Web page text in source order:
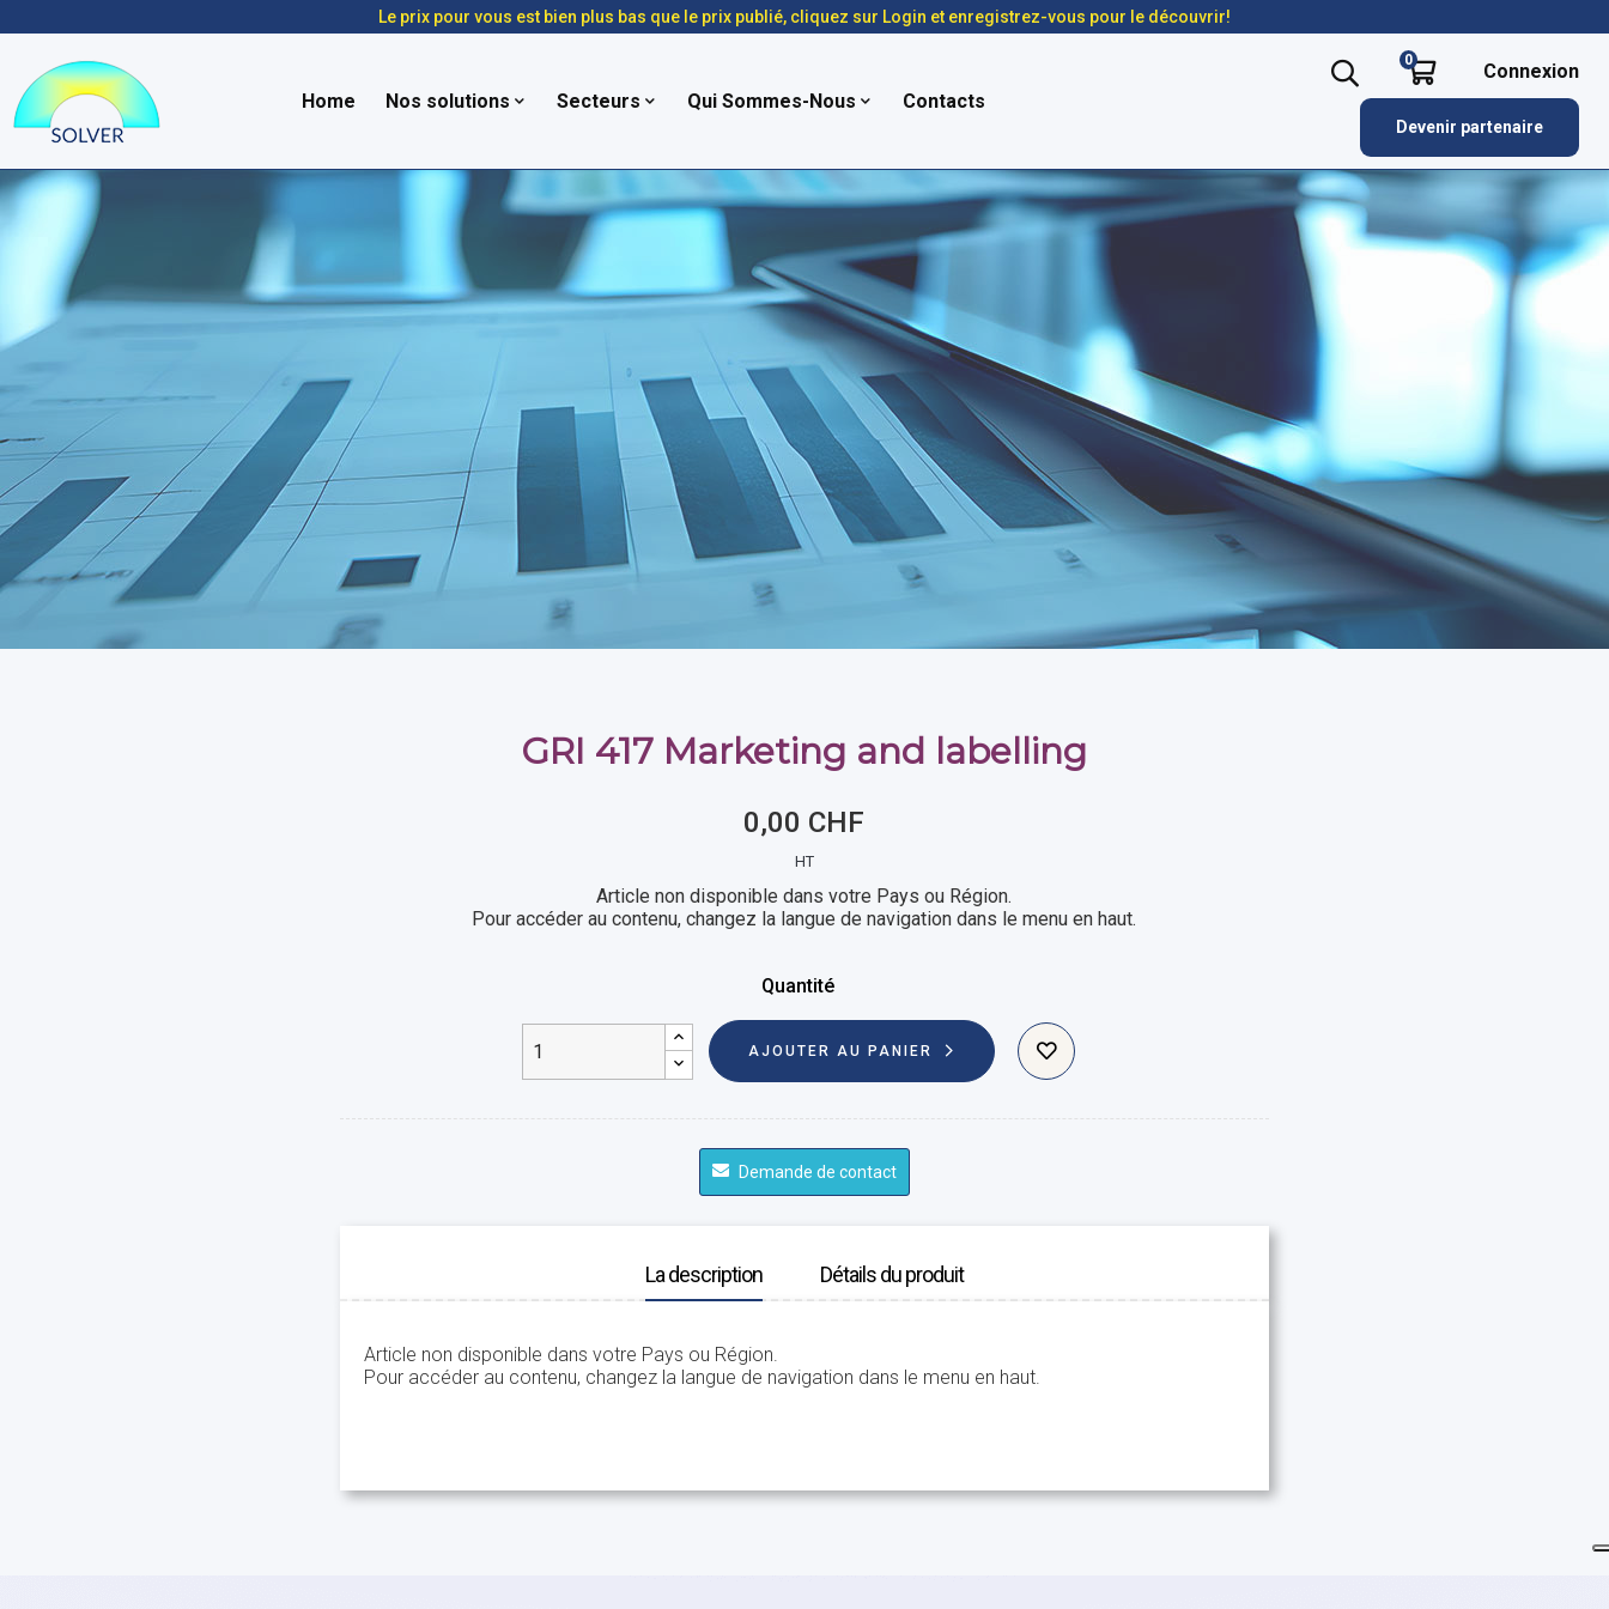
Le prix pour vous est bien plus bas que le prix publié, cliquez sur Login et enregistrez-vous pour le découvrir!
Home Nos solutions Secteurs Qui Sommes-Nous Contacts
0 Connexion
Devenir partenaire
GRI 417 Marketing and labelling
0,00 CHF
HT
Article non disponible dans votre Pays ou Région.
Pour accéder au contenu, changez la langue de navigation dans le menu en haut.
Quantité
AJOUTER AU PANIER
Demande de contact
La description Détails du produit
Article non disponible dans votre Pays ou Région.
Pour accéder au contenu, changez la langue de navigation dans le menu en haut.